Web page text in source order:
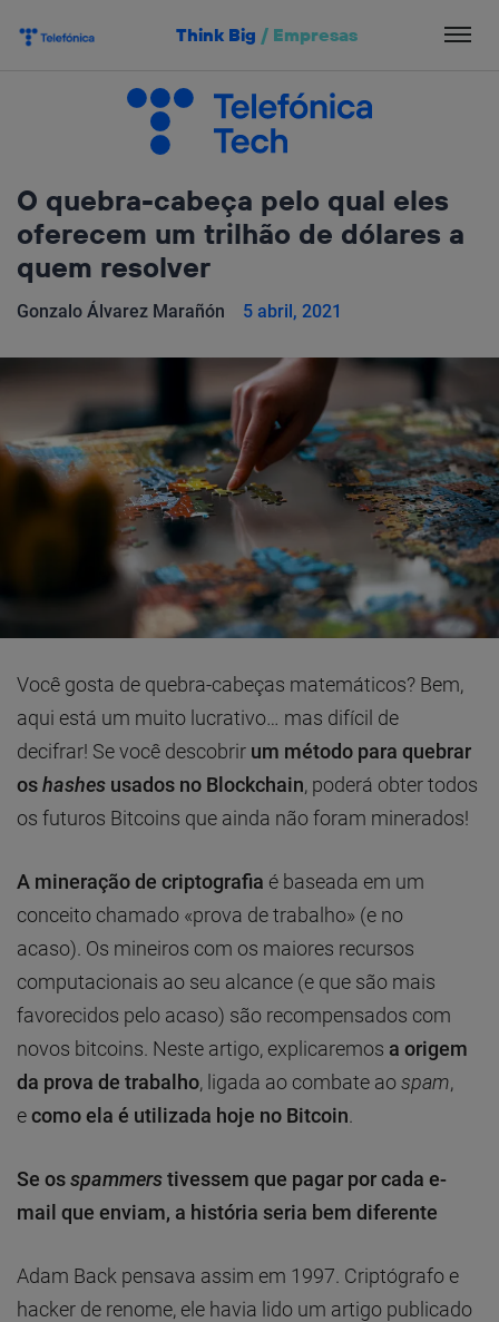
Think Big / Empresas
O quebra-cabeça pelo qual eles
oferecem um trilhão de dólares a
quem resolver
Gonzalo Álvarez Marañón 5 abril, 2021
Você gosta de quebra-cabeças matemáticos? Bem,
aqui está um muito lucrativo… mas difícil de
decifrar! Se você descobrir um método para quebrar
oshashes usados ​​no Blockchain, poderá obter todos
os futuros Bitcoins que ainda não foram minerados!
A mineração de criptografia é baseada em um
conceito chamado «prova de trabalho» (e no
acaso). Os mineiros com os maiores recursos
computacionais ao seu alcance (e que são mais
favorecidos pelo acaso) são recompensados ​​com
novos bitcoins. Neste artigo, explicaremos a origem
da prova de trabalho, ligada ao combate aospam,
ecomo ela é utilizada hoje no Bitcoin
Se osspammerstivessem que pagar por cada e-
mail que enviam, a história seria bem diferente
Adam Back pensava assim em 1997. Criptógrafo e
hacker de renome, ele havia lido um artigo publicado